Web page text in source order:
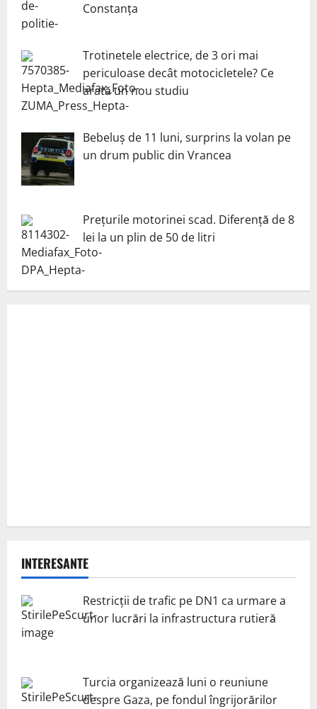
Constanța
Trotinetele electrice, de 3 ori mai
periculoase decât motocicletele? Ce
arată un nou studiu
Bebeluș de 11 luni, surprins la volan pe
un drum public din Vrancea
Prețurile motorinei scad. Diferență de 8
lei la un plin de 50 de litri
INTERESANTE
Restricții de trafic pe DN1 ca urmare a
unor lucrări la infrastructura rutieră
Turcia organizează luni o reuniune
despre Gaza, pe fondul îngrijorărilor